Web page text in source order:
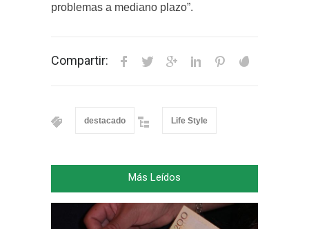
problemas a mediano plazo”.
Compartir:
destacado Life Style
Más Leídos